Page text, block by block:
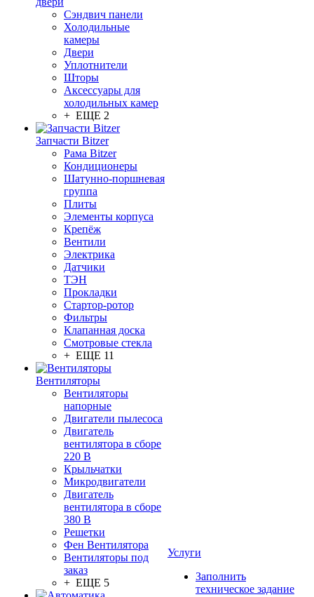
Сэндвич панели
Холодильные
камеры
Двери
Уплотнители
Шторы
Аксессуары для
холодильных камер
+ ЕЩЕ 2
Запчасти Bitzer
Рама Bitzer
Кондиционеры
Шатунно-поршневая
группа
Плиты
Элементы корпуса
Крепёж
Вентили
Электрика
Датчики
ТЭН
Прокладки
Стартор-ротор
Фильтры
Клапанная доска
Смотровые стекла
+ ЕЩЕ 11
Вентиляторы
Вентиляторы
напорные
Двигатели пылесоса
Двигатель
вентилятора в сборе
220 В
Крыльчатки
Микродвигатели
Двигатель
вентилятора в сборе
380 В
Решетки
Фен Вентилятора
Вентиляторы под
заказ
+ ЕЩЕ 5
Услуги
Заполнить
техническое задание